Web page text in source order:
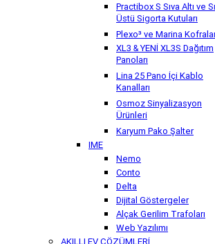
Practibox S Sıva Altı ve
Üstü Sigorta Kutuları
Plexo³ ve Marina
XL3 & YENİ XL3S Dağıtım
Panoları
Lina 25 Pano İçi Kablo
Kanalları
Osmoz Sinyalizasyon
Ürünleri
Karyum Pako Şalter
IME
Nemo
Conto
Delta
Dijital Göstergeler
Alçak Gerilim Trafoları
Web Yazılımı